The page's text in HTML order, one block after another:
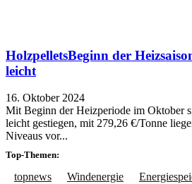
HolzpelletsBeginn der
leicht
16. Oktober 2024
Mit Beginn der Heizperiode im Oktober
leicht gestiegen, mit 279,26 €/Tonne
Niveaus vor...
Top-Themen:
topnews Windenergie